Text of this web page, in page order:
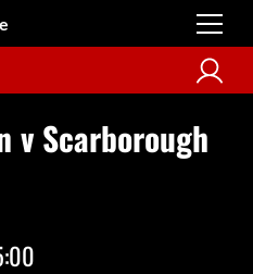
v Scarborough